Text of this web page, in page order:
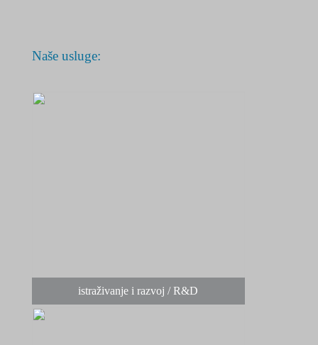
Naše usluge:
istraživanje i razvoj / R&D